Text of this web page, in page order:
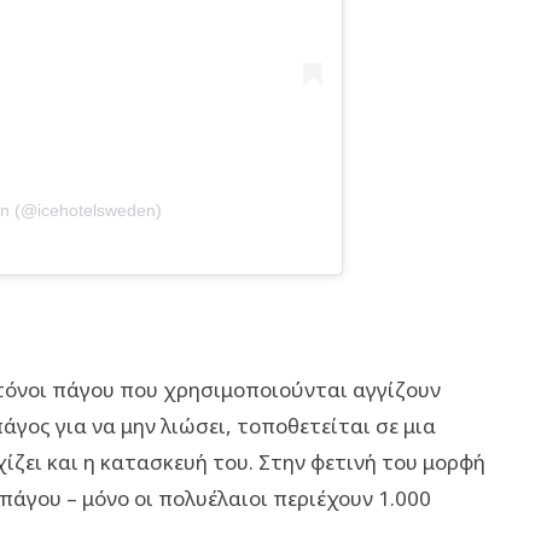
(@icehotelsweden)
πάγου που χρησιμοποιούνται αγγίζουν
για να μην λιώσει, τοποθετείται σε μια
και η κατασκευή του. Στην φετινή του μορφή
– μόνο οι πολυέλαιοι περιέχουν 1.000